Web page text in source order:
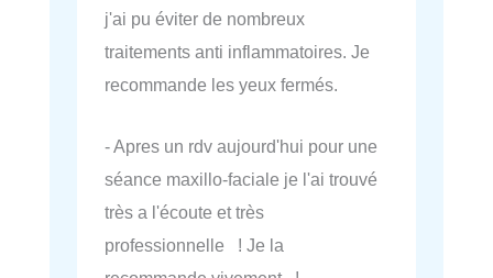
j'ai pu éviter de nombreux
traitements anti inflammatoires. Je
recommande les yeux fermés.
- Apres un rdv aujourd'hui pour une
séance maxillo-faciale je l'ai trouvé
très a l'écoute et très
professionnelle ! Je la